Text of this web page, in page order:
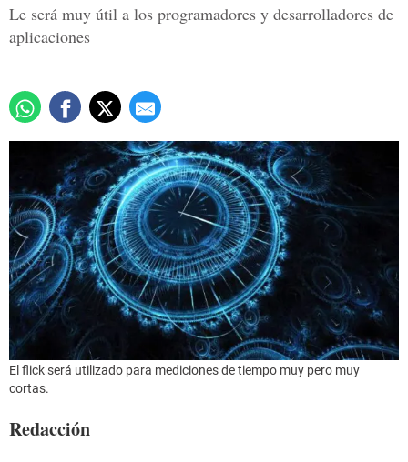
Le será muy útil a los programadores y desarrolladores de
aplicaciones
El flick será utilizado para mediciones de tiempo muy pero muy
cortas.
Redacción